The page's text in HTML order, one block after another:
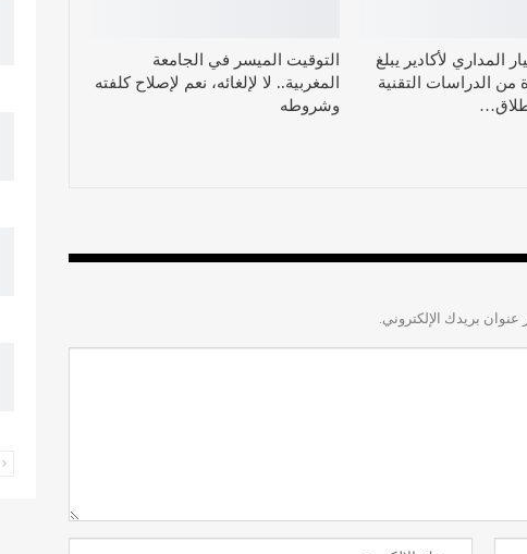
المداري لأكادير يبلغ
من الدراسات التقنية
التوقيت الميسر في الجامعة
المغربية.. لا لإلغائه، نعم لإصلاح كلفته
وشروطه
بريدك الإلكتروني.